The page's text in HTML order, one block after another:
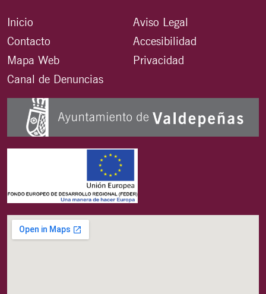
Inicio
Contacto
Mapa Web
Canal de Denuncias
Aviso Legal
Accesibilidad
Privacidad